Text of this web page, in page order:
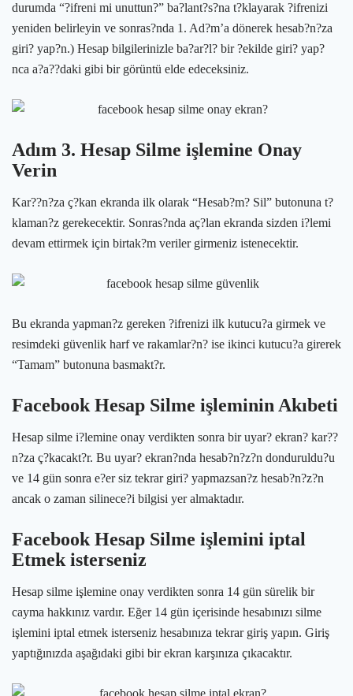
durumda “?ifreni mi unuttun?” ba?lant?s?na t?klayarak ?ifrenizi
yeniden belirleyin ve sonras?nda 1. Ad?m’a dönerek hesab?n?za
giri? yap?n.) Hesap bilgilerinizle ba?ar?l? bir ?ekilde giri? yap?
nca a?a??daki gibi bir görüntü elde edeceksiniz.
Adım 3. Hesap Silme işlemine Onay
Verin
Kar??n?za ç?kan ekranda ilk olarak “Hesab?m? Sil” butonuna t?
klaman?z gerekecektir. Sonras?nda aç?lan ekranda sizden i?lemi
devam ettirmek için birtak?m veriler girmeniz istenecektir.
Bu ekranda yapman?z gereken ?ifrenizi ilk kutucu?a girmek ve
resimdeki güvenlik harf ve rakamlar?n? ise ikinci kutucu?a girerek
“Tamam” butonuna basmakt?r.
Facebook Hesap Silme işleminin Akıbeti
Hesap silme i?lemine onay verdikten sonra bir uyar? ekran? kar??
n?za ç?kacakt?r. Bu uyar? ekran?nda hesab?n?z?n donduruldu?u
ve 14 gün sonra e?er siz tekrar giri? yapmazsan?z hesab?n?z?n
ancak o zaman silinece?i bilgisi yer almaktadır.
Facebook Hesap Silme işlemini iptal
Etmek isterseniz
Hesap silme işlemine onay verdikten sonra 14 gün sürelik bir
cayma hakkınız vardır. Eğer 14 gün içerisinde hesabınızı silme
işlemini iptal etmek isterseniz hesabınıza tekrar giriş yapın. Giriş
yaptığınızda aşağıdaki gibi bir ekran karşınıza çıkacaktır.